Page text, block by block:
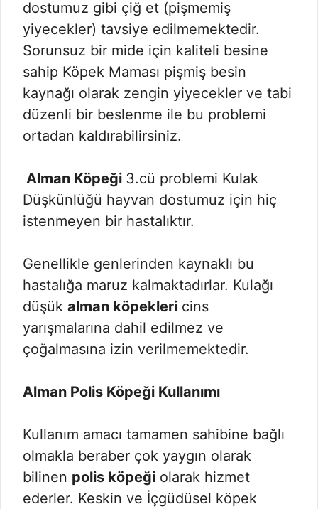
dostumuz gibi çiğ et (pişmemiş
yiyecekler) tavsiye edilmemektedir.
Sorunsuz bir mide için kaliteli besine
sahip Köpek Maması pişmiş besin
kaynağı olarak zengin yiyecekler ve tabi
düzenli bir beslenme ile bu problemi
ortadan kaldırabilirsiniz.
Alman Köpeği 3.cü problemi Kulak
Düşkünlüğü hayvan dostumuz için hiç
istenmeyen bir hastalıktır.
Genellikle genlerinden kaynaklı bu
hastalığa maruz kalmaktadırlar. Kulağı
düşük alman köpekleri cins
yarışmalarına dahil edilmez ve
çoğalmasına izin verilmemektedir.
Alman Polis Köpeği Kullanımı
Kullanım amacı tamamen sahibine bağlı
olmakla beraber çok yaygın olarak
bilinen polis köpeği olarak hizmet
ederler. Keskin ve İçgüdüsel köpek